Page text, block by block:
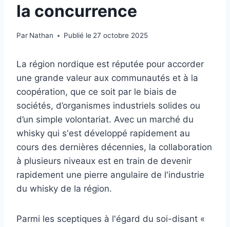
la concurrence
Par Nathan Publié le 27 octobre 2025
La région nordique est réputée pour accorder
une grande valeur aux communautés et à la
coopération, que ce soit par le biais de
sociétés, d’organismes industriels solides ou
d’un simple volontariat. Avec un marché du
whisky qui s'est développé rapidement au
cours des dernières décennies, la collaboration
à plusieurs niveaux est en train de devenir
rapidement une pierre angulaire de l'industrie
du whisky de la région.
Parmi les sceptiques à l'égard du soi-disant «